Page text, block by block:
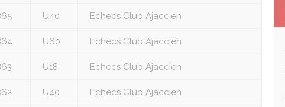
U40 Echecs Club Ajaccien
U60 Echecs Club Ajaccien
U18 Echecs Club Ajaccien
U40 Echecs Club Ajaccien